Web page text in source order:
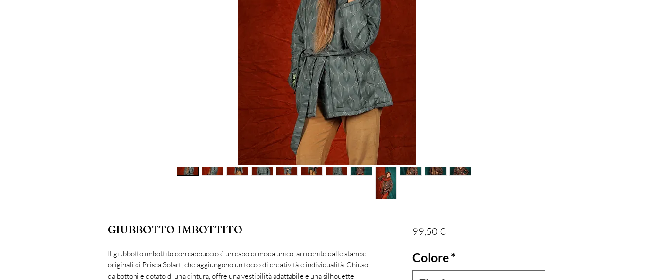
GIUBBOTTO IMBOTTITO
Il giubbotto imbottito con cappuccio è un capo di moda unico, arricchito dalle stampe
originali di Prisca Solart, che aggiungono un tocco di creatività e individualità. Chiuso
da bottoni e dotato di una cintura, offre una vestibilità adattabile e una silhouette
99,50 €Precio
Colore*